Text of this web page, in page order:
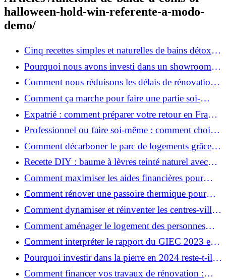
halloween-hold-win-referente-a-modo-
demo/
Cinq recettes simples et naturelles de bains détox
maison
Pourquoi nous avons investi dans un showroom-
atelier et ce que cela apporte aux clients
Comment nous réduisons les délais de rénovation à
3 mois au lieu de 6?
Comment ça marche pour faire une partie soi-
même et nous confier le reste ?
Expatrié : comment préparer votre retour en France
et rénover votre bien à distance ?
Professionnel ou faire soi-même : comment choisir
pour votre rénovation ?
Comment décarboner le parc de logements grâce à
la rénovation énergétique ?
Recette DIY : baume à lèvres teinté naturel avec
SPF
Comment maximiser les aides financières pour
votre rénovation ?
Comment rénover une passoire thermique pour
une maison durable ?
Comment dynamiser et réinventer les centres-villes
avec Action Cœur de Ville ?
Comment aménager le logement des personnes
âgées et obtenir des aides financières ?
Comment interpréter le rapport du GIEC 2023 et
en retenir l'essentiel ?
Pourquoi investir dans la pierre en 2024 reste-t-il
un choix sûr ?
Comment financer vos travaux de rénovation :